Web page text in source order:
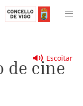
Escoitar
de cine